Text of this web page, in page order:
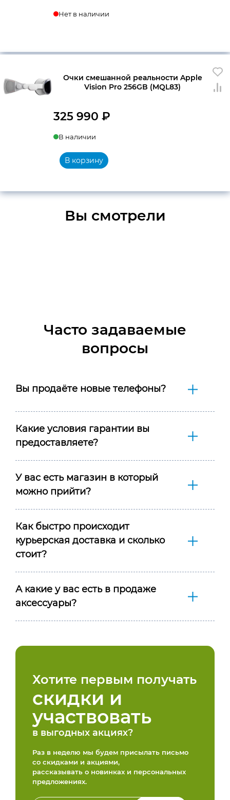
Нет в наличии
Очки смешанной реальности Apple
Vision Pro 256GB (MQL83)
325 990 ₽
В наличии
В корзину
Вы смотрели
Часто задаваемые
вопросы
Вы продаёте новые телефоны?
Какие условия гарантии вы
предоставляете?
У вас есть магазин в который
можно прийти?
Как быстро происходит
курьерская доставка и сколько
стоит?
А какие у вас есть в продаже
аксессуары?
Хотите первым получать
скидки и
участвовать
в выгодных акциях?
Раз в неделю мы будем присылать письмо
со скидками и акциями,
рассказывать о новинках и персональных
предложениях.